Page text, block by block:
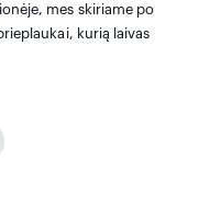
mes skiriame po
kurią laivas